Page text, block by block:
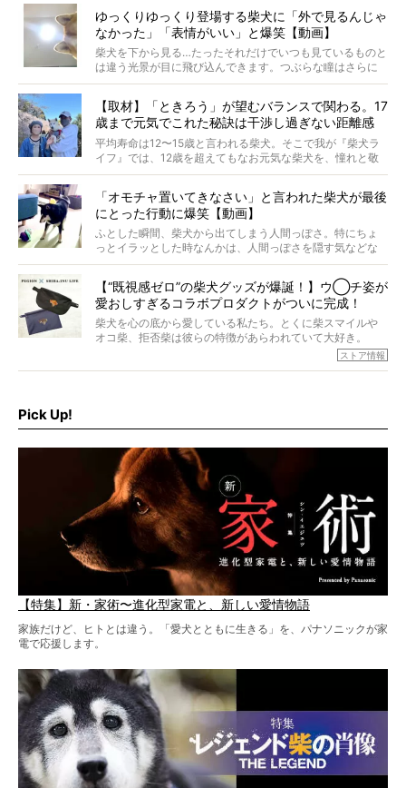
ゆっくりゆっくり登場する柴犬に「外で見るんじゃ
なかった」「表情がいい」と爆笑【動画】
柴犬を下から見る…たったそれだけでいつも見ているものと
は違う光景が目に飛び込んできます。つぶらな瞳はさらに
つぶらに見え、モフモフのお顔はさらにモフモフに見えま
【取材】「ときろう」が望むバランスで関わる。17
歳まで元気でこれた秘訣は干渉し過ぎない距離感
#38ときろう
平均寿命は12〜15歳と言われる柴犬。そこで我が『柴犬ラ
イフ』では、12歳を超えてもなお元気な柴犬を、憧れと敬
意を込めて“レジェンド柴”と呼んでいます。 この特集で
ォーカスし、その元気の秘訣や、老犬と暮らすうえで大切
だと思うことを、オーナーさんに語っていただきます。今
回登場してくれたのは、17歳のときろうくん。小さい頃か
ら食が細かったため、何でも食べさせてきたということで
「オモチャ置いてきなさい」と言われた柴犬が最後
にとった行動に爆笑【動画】
ふとした瞬間、柴犬から出てしまう人間っぽさ。特にちょ
っとイラッとした時なんかは、人間っぽさを隠す気などな
いように見えます。もしかして本当の本当は、中身は人間
【“既視感ゼロ”の柴犬グッズが爆誕！】ウ◯チ姿が
愛おしすぎるコラボプロダクトがついに完成！
柴犬を心の底から愛している私たち。とくに柴スマイルや
オコ柴、拒否柴は彼らの特徴があらわれていて大好き。
でもちょっと待て…もうひとつ、忘れてはならない愛おしい
ストア情報
Pick Up!
【特集】新・家術〜進化型家電と、新しい愛情物語
家族だけど、ヒトとは違う。「愛犬とともに生きる」を、パナソニックが家
電で応援します。